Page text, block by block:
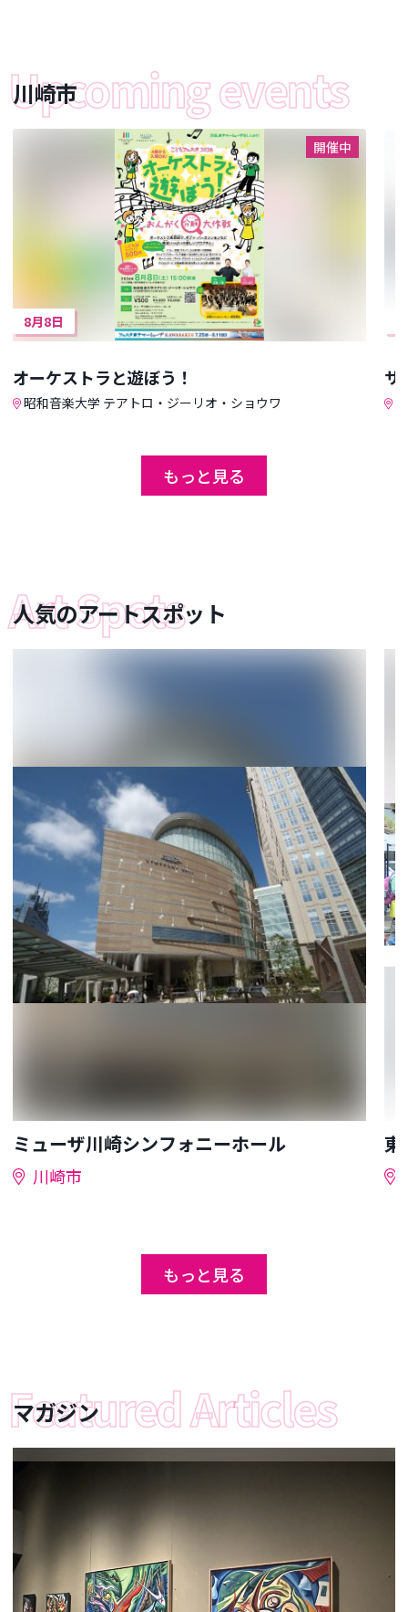
川崎市
開催中
8月8日
オーケストラと遊ぼう！
昭和音楽大学 テアトロ・ジーリオ・ショウワ
サ
もっと見る
人気のアートスポット
ミューザ川崎シンフォニーホール
川崎市
東
もっと見る
マガジン